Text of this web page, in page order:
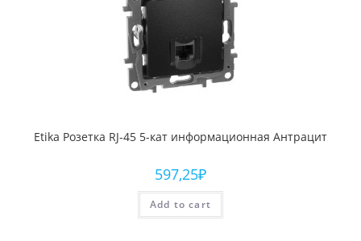
Etika Розетка RJ-45 5-кат информационная Антрацит
597,25₽
Add to cart